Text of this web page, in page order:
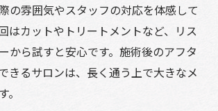
の雰囲気やスタッフの対応を体感して
はカットやトリートメントなど、リス
から試すと安心です。施術後のアフタ
きるサロンは、長く通う上で大きなメ